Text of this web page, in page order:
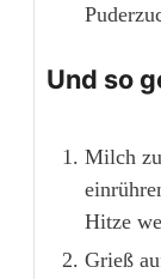
Und so
Milch
Hitze
Grieß